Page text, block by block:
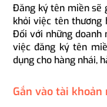
Đăng ký tên miền sẽ
khỏi việc tên thương
Đối với những doanh
việc đăng ký tên
dụng cho hàng nhái,
Gắn vào tài